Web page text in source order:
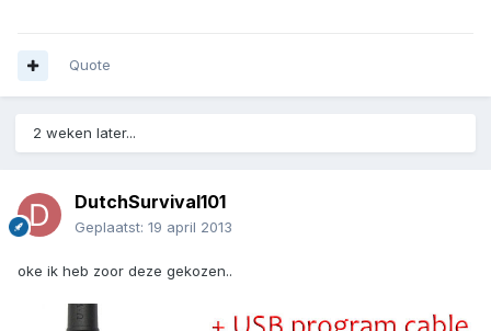
Quote
2 weken later...
DutchSurvival101
Geplaatst: 19 april 2013
oke ik heb zoor deze gekozen..